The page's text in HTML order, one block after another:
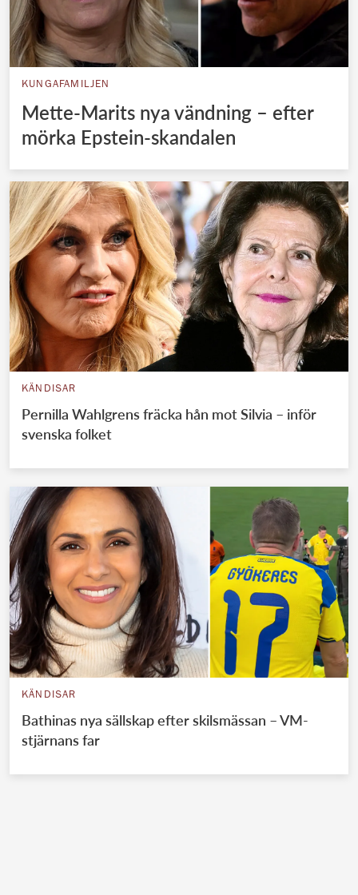
KUNGAFAMILJEN
Mette-Marits nya vändning – efter
mörka Epstein-skandalen
KÄNDISAR
Pernilla Wahlgrens fräcka hån mot Silvia – inför
svenska folket
KÄNDISAR
Bathinas nya sällskap efter skilsmässan – VM-
stjärnans far